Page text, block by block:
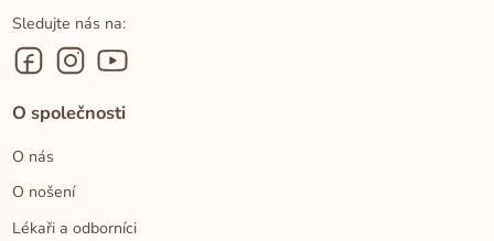
Sledujte nás na:
O společnosti
O nás
O nošení
Lékaři a odborníci